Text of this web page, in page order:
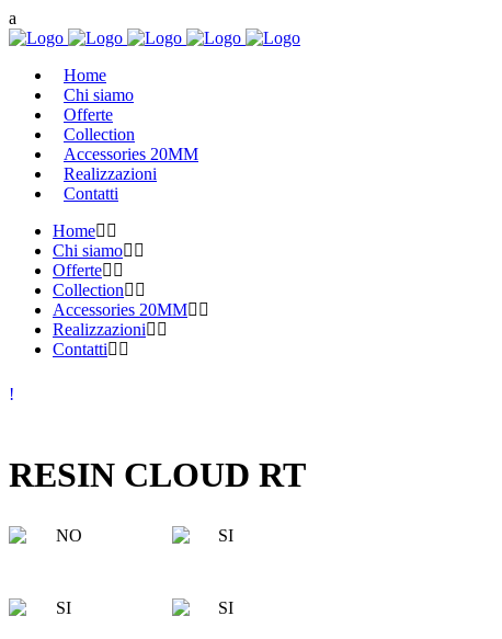
Home
Chi siamo
Offerte
Collection
Accessories 20MM
Realizzazioni
Contatti
Home
Chi siamo
Offerte
Collection
Accessories 20MM
Realizzazioni
Contatti
RESIN CLOUD RT
NO SI
SI SI